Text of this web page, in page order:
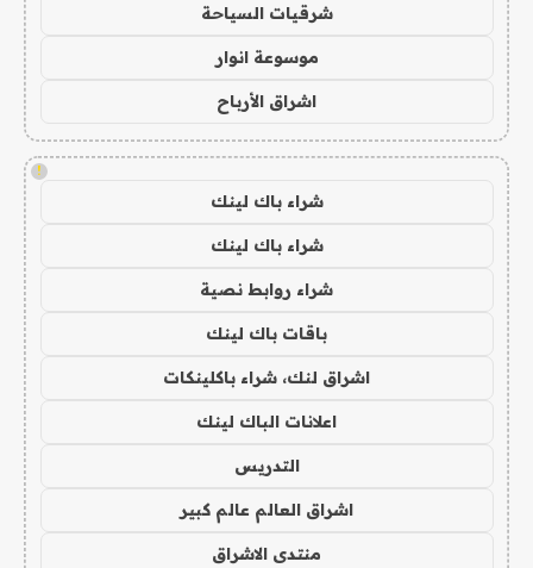
شرقيات السياحة
موسوعة انوار
اشراق الأرباح
!
شراء باك لينك
شراء باك لينك
شراء روابط نصية
باقات باك لينك
اشراق لنك، شراء باكلينكات
اعلانات الباك لينك
التدريس
اشراق العالم عالم كبير
منتدى الاشراق